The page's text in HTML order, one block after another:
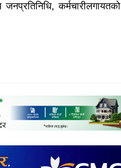
जनप्रतिनिधि, कर्मचारीलगायतको